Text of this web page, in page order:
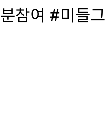
분참여 #미들